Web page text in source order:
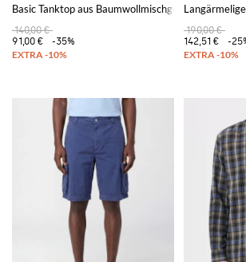
Basic Tanktop aus Baumwollmischgewebe
140,00 €
91,00 €
-35%
190,00 €
142,51 €
-